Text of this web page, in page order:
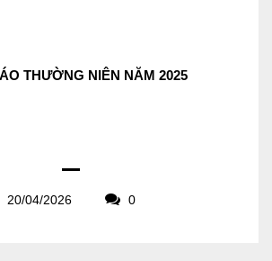
THƯỜNG NIÊN NĂM 2025
20/04/2026 0